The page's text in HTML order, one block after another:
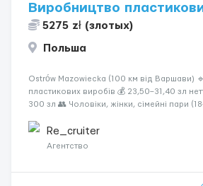
Виробництво
5275 zł (злотых)
Польша
Ostrów Mazowiecka (100 км від Варшави)
пластикових виробів 💰 23,50–31,40 зл
300 зл 👥 Чоловіки, жінки, сімейні пари
житло — 400 зл. 📦 Обов...
Re_cruiter
Агентство